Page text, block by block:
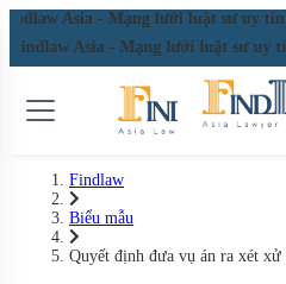
Asia - Mạng lưới luật sư uy tín
Findlaw Asia - Mạng lưới luật sư uy
Findlaw
Biểu mẫu
Quyết định đưa vụ án ra xét xử